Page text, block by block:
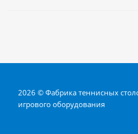
2026 © Фабрика теннисных
игрового оборудования